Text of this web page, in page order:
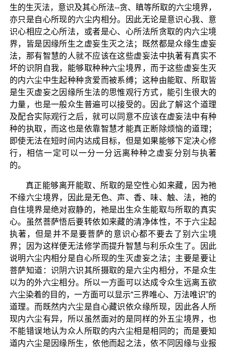
生的生灭法，意识及其心所法--贪、瞋等所取的六尘境界，
亦只是自心所现的六尘内相分。因此无论是意识心我、意
识心相应之心所法，或者是心、心所法所贪取的内六尘境
界，皆是因缘所生之虚妄生灭之法；既然都是众缘生虚妄
法，那有智慧的人就不应该在这些虚妄法中执著有真实不
坏的识阴自我，能够取种种六尘境界，而于这些虚妄生灭
的内六尘中生起种种贪爱而被系缚；这种由能取、所取皆
是生灭虚妄之因缘所生法的思惟观行方式，能引生很大的
力量，也是一般众生普遍可以接受的。因此了解这个道理
及配合实际观行之后，就可以同意不应该在虚妄法中有种
种的执取，而这也是依靠智慧才能真正断除烦恼的道理；
即使无法在短时间内达成目标，但是如果能够下定决心修
行，相信一定可以一分一分远离种种之虚妄分别与执著
的。
真正能够离开能取、所取的是空性心如来藏，因为祂
不缘六尘境界，因此是无色、声、香、味、触、法，祂的
自住境界是绝对寂静的，祂是出生众生能取与所取的真实
心。虽然菩萨悟后要转依如来藏的清净体性，不于六尘起
执著，但是并不是要菩萨的意识心都不要去了别六尘境
界；因为这样便无法修学而提升智慧与利乐众生了。因此
说明六尘内相分是自心所现的生灭虚妄之法；主要是要让
菩萨知道：识阴六识其所摄取的是六尘内相分，不是众生
以为的外六尘相分。所以一方面可以达成令众生远离五欲
六尘染着的目的，一方面可以显示“三界唯心、万法唯识”的
道理。而既然内六尘是自心藏识依众缘所现，因此各人所
现内六尘有异，所以虽然面对的是同样的外五尘境界，也
不能错误地认为众人所取的内六尘相是相同的；而是要知
道内六尘是因缘所生，依他而起之法，依不同因缘与业报